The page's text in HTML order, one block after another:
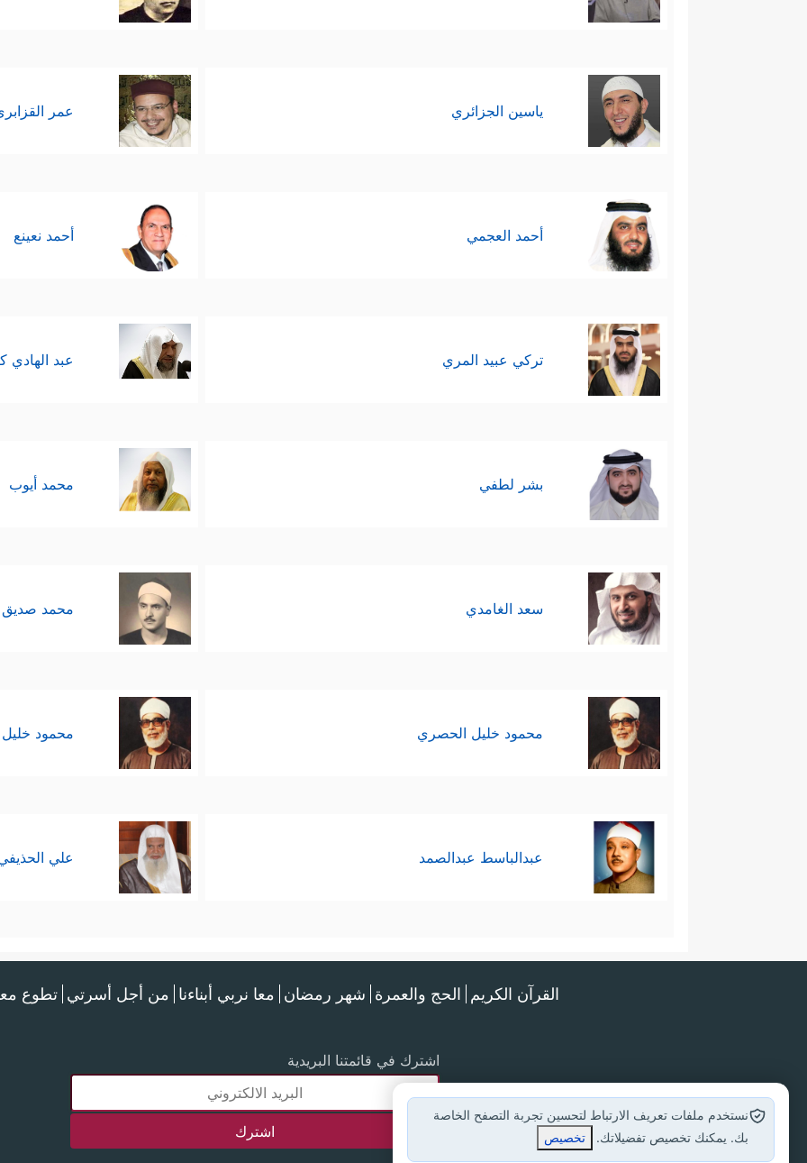
ياسين الجزائري عمر
أحمد العجمي أحمد نعينع
تركي عبيد المري عبد الهادي
بشر لطفي محمد أيوب
سعد الغامدي محمد صديق
محمود خليل الحصري محمود
عبدالباسط عبدالصمد علي
القرآن الكريم الحج والعمرة شهر رمضان معا نربي أبناءنا من أجل أسرتي تطوع
اشترك في قائمتنا البريدية
نستخدم ملفات تعريف الارتباط لتحسين تجربة التصفح الخاصة
بك. يمكنك تخصيص تفضيلاتك.
تخصيص